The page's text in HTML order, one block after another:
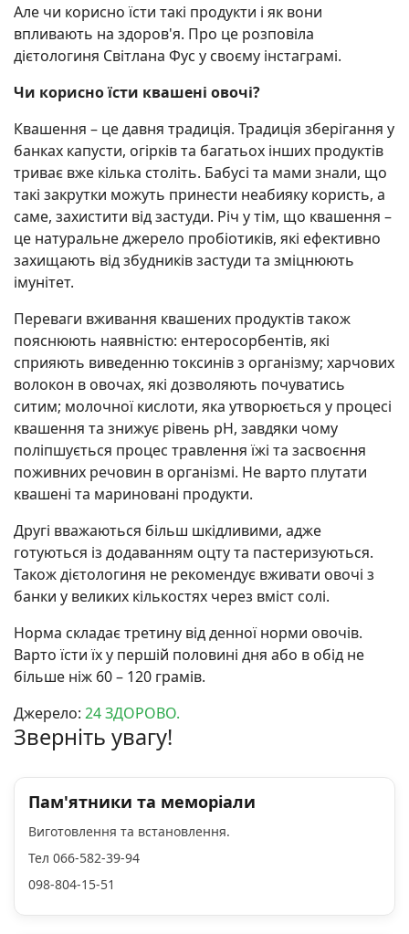
Але чи корисно їсти такі продукти і як вони
впливають на здоров'я. Про це розповіла
дієтологиня Світлана Фус у своєму інстаграмі.
Чи корисно їсти квашені овочі?
Квашення – це давня традиція. Традиція зберігання у
банках капусти, огірків та багатьох інших продуктів
триває вже кілька століть. Бабусі та мами знали, що
такі закрутки можуть принести неабияку користь, а
саме, захистити від застуди. Річ у тім, що квашення –
це натуральне джерело пробіотиків, які ефективно
захищають від збудників застуди та зміцнюють
імунітет.
Переваги вживання квашених продуктів також
пояснюють наявністю: ентеросорбентів, які
сприяють виведенню токсинів з організму; харчових
волокон в овочах, які дозволяють почуватись
ситим; молочної кислоти, яка утворюється у процесі
квашення та знижує рівень pH, завдяки чому
поліпшується процес травлення їжі та засвоєння
поживних речовин в організмі. Не варто плутати
квашені та мариновані продукти.
Другі вважаються більш шкідливими, адже
готуються із додаванням оцту та пастеризуються.
Також дієтологиня не рекомендує вживати овочі з
банки у великих кількостях через вміст солі.
Норма складає третину від денної норми овочів.
Варто їсти їх у першій половині дня або в обід не
більше ніж 60 – 120 грамів.
Джерело: 24 ЗДОРОВО.
Зверніть увагу!
Пам'ятники та меморіали
Виготовлення та встановлення.
Тел 066-582-39-94
098-804-15-51